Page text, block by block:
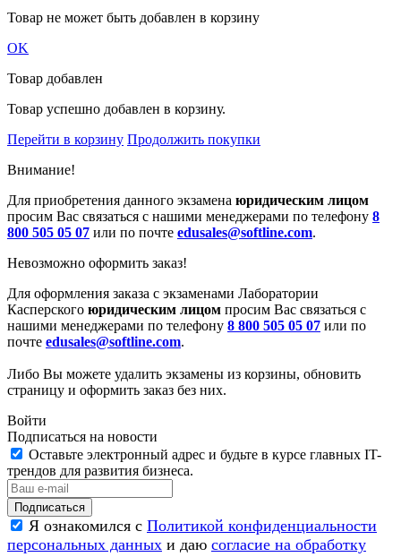
Товар не может быть добавлен в корзину
OK
Товар добавлен
Товар успешно добавлен в корзину.
Перейти в корзину Продолжить покупки
Внимание!
Для приобретения данного экзамена юридическим лицом
просим Вас связаться с нашими менеджерами по телефону 8
800 505 05 07 или по почте edusales@softline.com.
Невозможно оформить заказ!
Для оформления заказа с экзаменами Лаборатории
Касперского юридическим лицом просим Вас связаться с
нашими менеджерами по телефону 8 800 505 05 07 или по
почте edusales@softline.com.
Либо Вы можете удалить экзамены из корзины, обновить
страницу и оформить заказ без них.
Войти
Подписаться на новости
Оставьте электронный адрес и будьте в курсе главных IT-
трендов для развития бизнеса.
Я ознакомился с Политикой конфиденциальности
персональных данных и даю согласие на обработку